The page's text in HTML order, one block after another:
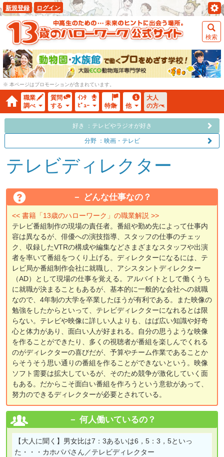
新規登録 ログイン
検索
※ 本ページはプロモーションが含まれています。
職業
調べ
質問
する
ｲﾝﾀ
ﾋﾞｭｰ
特集 他
大人
の方へ
好き ：テレビやラジオが好き
分野 ：映画・テレビ
テレビディレクター
どんな仕事なの？
<< 書籍「13歳のハローワーク」の職業解説 >>
テレビ番組制作の現場の責任者。番組や勤め先によって仕事内
容は異なるが、俳優への演技指導、スタッフの仕事のチェッ
ク、収録したVTRの構成や編集などさまざまなスタッフや出演
者を率いて番組をつくり上げる。ディレクターになるには、テ
レビ局か番組制作会社に就職し、アシスタントディレクター
（AD）として現場の仕事を覚える。アルバイトとして働くうち
に就職が決まることもあるが、基本的に一般的な会社への就職
なので、4年制の大学を卒業したほうが有利である。また映像の
勉強をしたからといって、テレビディレクターになれるとは限
らない。テレビや映像に詳しい人よりも、はば広い知識や好奇
心と体力があり、面白い人が好まれる。自分の思うような映像
を作ることができたり、多くの視聴者が番組を楽しんでくれる
のがディレクターの喜びだが、予算やチーム作業であることか
らそうそう思い通りの番組を作ることができないという。映像
ソフト需要は拡大しているが、そのため競争が激化していく面
もある。だからこそ面白い番組を作ろうという意欲があって、
努力のできるディレクターが必要とされている。
何人働いているの？
【大人に聞く】 男女比は7：3あるいは6，5：3，5といっ
た・・・カホパパさん／テレビディレクター